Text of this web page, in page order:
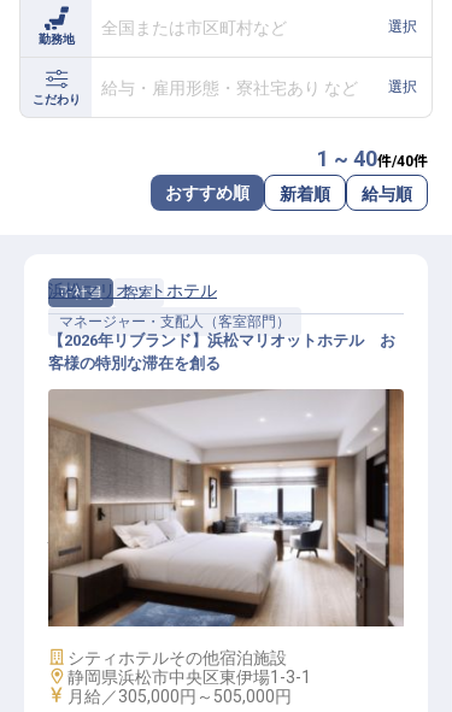
よくある質問
ホテル・宿泊業界情報コラム
転職サポートに申し込む
勤務地
全国または市区町村など 選択
こだわり
給与・雇用形態・寮社宅あり など 選択
1 ~ 40件/40件
おすすめ順 新着順 給与順
正社員
客室
マネージャー・支配人（客室部門）
ハウスキーピングマネージャー│202
6年リブランド開業／上質な空間を
浜松マリオットホテル
【2026年リブランド】浜松マリオットホテル お
客様の特別な滞在を創る
施設業態
シティホテルその他宿泊施設
勤務地
静岡県浜松市中央区東伊場1-3-1
給与
月給／305,000円～ 505,000円